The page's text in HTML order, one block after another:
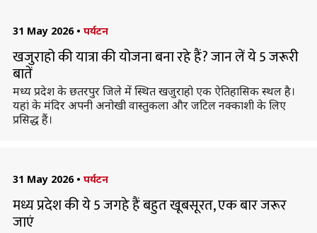
31 May 2026 • पर्यटन
खजुराहो की यात्रा की योजना बना रहे हैं? जान लें ये 5 जरूरी
बातें
मध्य प्रदेश के छतरपुर जिले में स्थित खजुराहो एक ऐतिहासिक स्थल है।
यहां के मंदिर अपनी अनोखी वास्तुकला और जटिल नक्काशी के लिए
प्रसिद्ध हैं।
31 May 2026 • पर्यटन
मध्य प्रदेश की ये 5 जगहे हैं बहुत खूबसूरत, एक बार जरूर
जाएं